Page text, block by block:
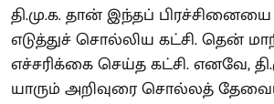
தி.மு.க. தான் இந்தப் பிரச்சினையை
எடுத்துச் சொல்லிய கட்சி. தென்
எச்சரிக்கை செய்த கட்சி. எனவே,
யாரும் அறிவுரை சொல்லத்